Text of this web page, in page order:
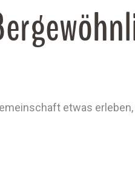
etwas